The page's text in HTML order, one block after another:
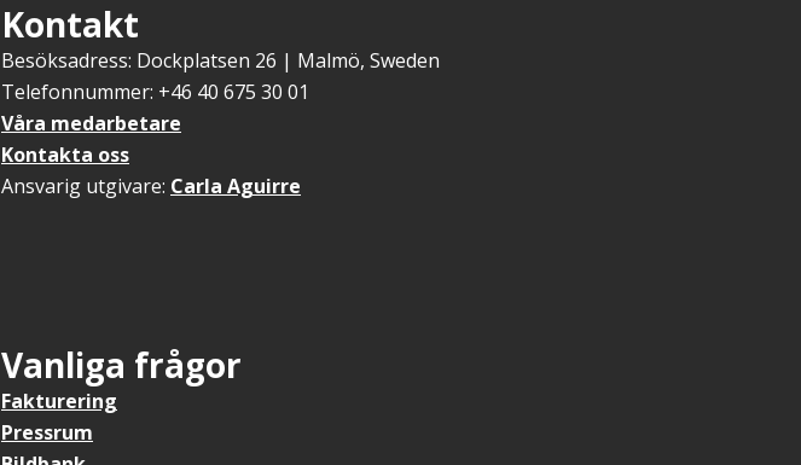
Kontakt
Besöksadress: Dockplatsen 26 | Malmö, Sweden
Telefonnummer: +46 40 675 30 01
Våra medarbetare
Kontakta oss
Ansvarig utgivare: Carla Aguirre
Vanliga frågor
Fakturering
Pressrum